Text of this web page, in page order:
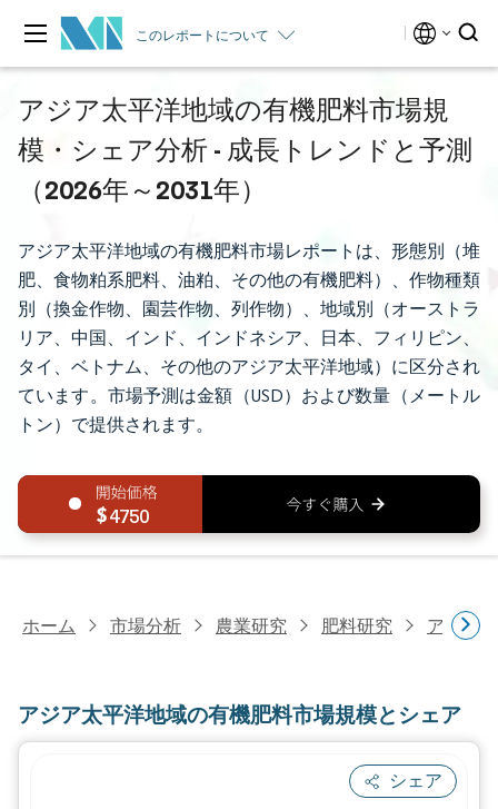
このレポートについて
アジア太平洋地域の有機肥料市場規
模・シェア分析 - 成長トレンドと予測
（2026年～2031年）
アジア太平洋地域の有機肥料市場レポートは、形態別（堆
肥、食物粕系肥料、油粕、その他の有機肥料）、作物種類
別（換金作物、園芸作物、列作物）、地域別（オーストラ
リア、中国、インド、インドネシア、日本、フィリピン、
タイ、ベトナム、その他のアジア太平洋地域）に区分され
ています。市場予測は金額（USD）および数量（メートル
トン）で提供されます。
4750
ホーム 市場分析 農業研究 肥料研究 アジア
アジア太平洋地域の有機肥料市場規模とシェア
シェア